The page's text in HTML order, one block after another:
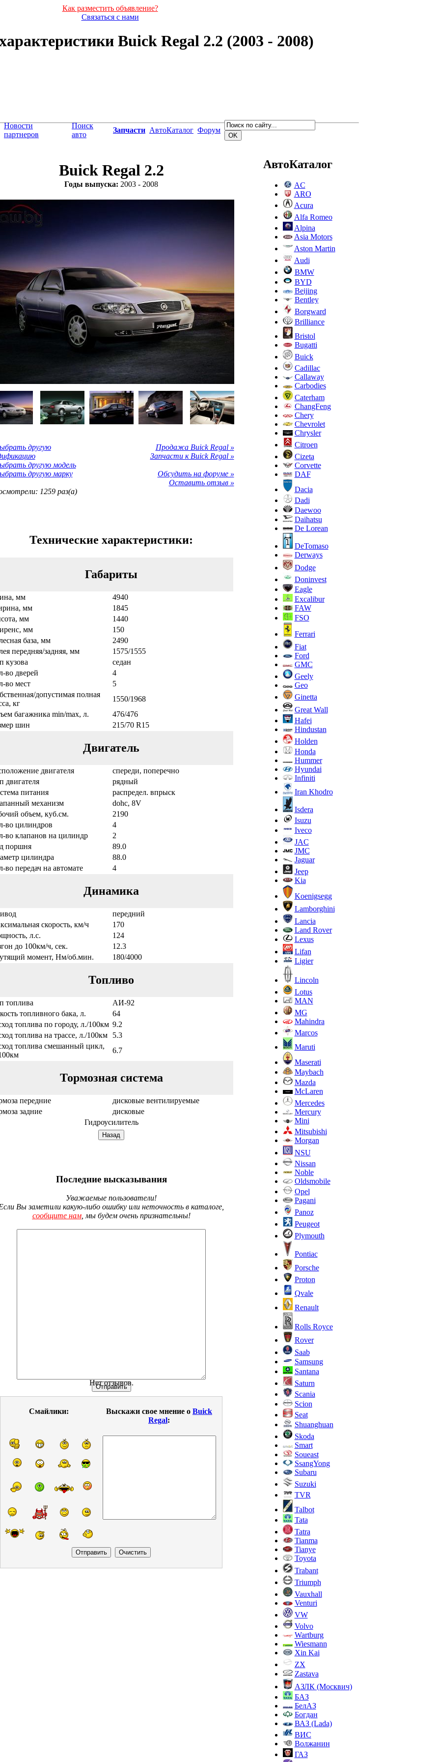
Как разместить объявление?
Связаться с нами
Buick Regal 2.2 (2003 - 2008)
Новости
партнеров
Поиск
авто
Запчасти АвтоКаталог Форум
Buick Regal 2.2
Годы выпуска: 2003 - 2008
другую
другую модель
другую марку
1259 раз(а)
Продажа Buick Regal »
Запчасти к Buick Regal »
Обсудить на форуме »
Оставить отзыв »
Технические характеристики:
Габариты
мм
4940
мм
1845
мм
1440
мм
150
база, мм
2490
передняя/задняя, мм
1575/1555
кузова
седан
во дверей
4
во мест
5
допустимая полная
кг
1550/1968
багажника min/max, л.
476/476
шин
215/70 R15
Двигатель
двигателя
спереди, поперечно
двигателя
рядный
питания
распредел. впрыск
механизм
dohc, 8V
объем, куб.см.
2190
во цилиндров
4
во клапанов на цилиндр
2
поршня
89.0
цилиндра
88.0
во передач на автомате
4
Динамика
передний
скорость, км/ч
170
л.с.
124
до 100км/ч, сек.
12.3
момент, Нм/об.мин.
180/4000
Топливо
топлива
АИ-92
топливного бака, л.
64
топлива по городу, л./100км 9.2
топлива на трассе, л./100км
5.3
топлива смешанный цикл,
6.7
Тормозная система
передние
дисковые вентилируемые
задние
дисковые
Гидроусилитель
Последние высказывания
Уважаемые пользователи!
Вы заметили какую-либо ошибку или неточность в каталоге,
сообщите нам, мы будем очень признательны!
Нет отзывов.
Смайлики: Выскажи свое мнение о Buick
Regal:
АвтоКаталог
AC
ARO
Acura
Alfa Romeo
Alpina
Asia Motors
Aston Martin
Audi
BMW
BYD
Beijing
Bentley
Borgward
Brilliance
Bristol
Bugatti
Buick
Cadillac
Callaway
Carbodies
Caterham
ChangFeng
Chery
Chevrolet
Chrysler
Citroen
Cizeta
Corvette
DAF
Dacia
Dadi
Daewoo
Daihatsu
De Lorean
DeTomaso
Derways
Dodge
Doninvest
Eagle
Excalibur
FAW
FSO
Ferrari
Fiat
Ford
GMC
Geely
Geo
Ginetta
Great Wall
Hafei
Hindustan
Holden
Honda
Hummer
Hyundai
Infiniti
Iran Khodro
Isdera
Isuzu
Iveco
JAC
JMC
Jaguar
Jeep
Kia
Koenigsegg
Lamborghini
Lancia
Land Rover
Lexus
Lifan
Ligier
Lincoln
Lotus
MAN
MG
Mahindra
Marcos
Maruti
Maserati
Maybach
Mazda
McLaren
Mercedes
Mercury
Mini
Mitsubishi
Morgan
NSU
Nissan
Noble
Oldsmobile
Opel
Pagani
Panoz
Peugeot
Plymouth
Pontiac
Porsche
Proton
Qvale
Renault
Rolls Royce
Rover
Saab
Samsung
Santana
Saturn
Scania
Scion
Seat
Shuanghuan
Skoda
Smart
Soueast
SsangYong
Subaru
Suzuki
TVR
Talbot
Tata
Tatra
Tianma
Tianye
Toyota
Trabant
Triumph
Vauxhall
Venturi
VW
Volvo
Wartburg
Wiesmann
Xin Kai
ZX
Zastava
АЗЛК (Москвич)
БАЗ
БелАЗ
Богдан
ВАЗ (Lada)
ВИС
Волжанин
ГАЗ